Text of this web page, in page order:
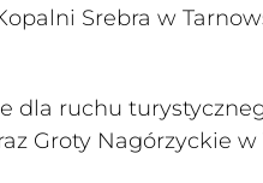
Srebra w
dla ruchu
Groty Nagórzyckie